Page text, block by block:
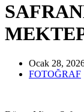
Ocak 28,
FOTOĞRAF